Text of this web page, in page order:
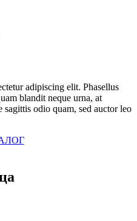
adipiscing elit. Phasellus
blandit neque urna, at
odio quam, sed auctor leo